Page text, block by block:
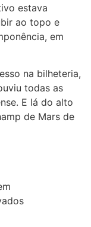
estava
ao topo e
em
na bilheteria,
todas as
E lá do alto
de Mars de